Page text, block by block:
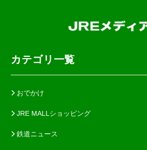
カテゴリ一覧
おでかけ
JRE MALLショッピング
鉄道ニュース